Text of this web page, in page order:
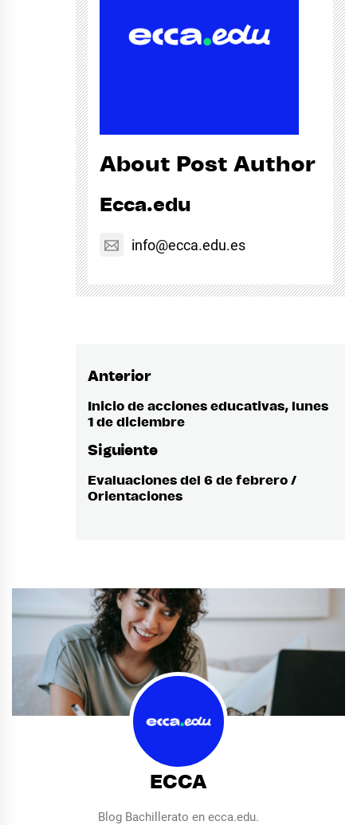
About Post Author
Ecca.edu
info@ecca.edu.es
Navegación
de
Anterior
Entrada
Inicio de acciones educativas, lunes
1 de diciembre
Siguiente
Entrada
Evaluaciones del 6 de febrero /
Orientaciones
ECCA
Blog Bachillerato en ecca.edu.